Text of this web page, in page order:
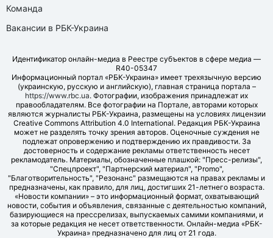
Команда
Вакансии в РБК-Украина
Идентификатор онлайн-медиа в Реестре субъектов в сфере медиа —
R40-05347
Информационный портал «РБК-Украина» имеет трехязычную версию
(украинскую, русскую и английскую), главная страница портала –
https://www.rbc.ua. Фотографии, изображения принадлежат их
правообладателям. Все фотографии на Портале, авторами которых
являются журналисты РБК-Украина, размещены на условиях лицензии
Creative Commons Attribution 4.0 International. Редакция РБК-Украина
может не разделять точку зрения авторов. Оценочные суждения не
подлежат опровержению и подтверждению их правдивости. За
достоверность и содержание рекламы ответственность несет
рекламодатель. Материалы, обозначенные плашкой: "Пресс-релизы",
"Спецпроект", "Партнерский материал", "Promo",
"Благотворительность", "Резонанс" размещаются на правах рекламы и
предназначены, как правило, для лиц, достигших 21-летнего возраста.
«Новости компании» – это информационный формат, охватывающий
новости, события и объявления, связанные с деятельностью компаний,
базирующиеся на прессрелизах, выпускаемых самими компаниями, и
за которые редакция не несет ответственности. Онлайн-медиа «РБК-
Украина» предназначено для лиц от 21 года.